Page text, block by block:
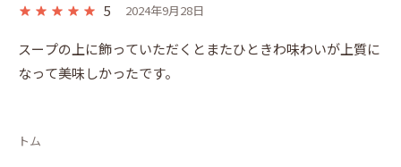
5 2024年9月28日
スープの上に飾っていただくとまたひときわ味わいが上質に
なって美味しかったです。
トム